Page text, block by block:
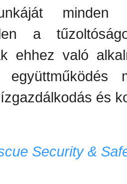
minden
a
ehhez való
és
Security &